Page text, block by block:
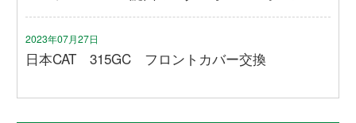
2023年07月27日
日本CAT 315GC フロントカバー交換